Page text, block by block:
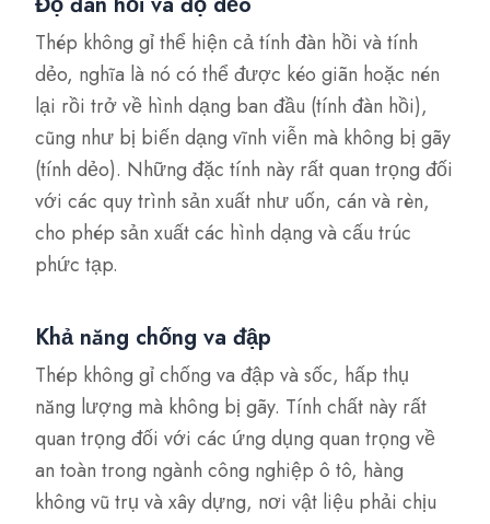
Thép không gỉ thể hiện cả tính đàn hồi và tính
dẻo, nghĩa là nó có thể được kéo giãn hoặc nén
lại rồi trở về hình dạng ban đầu (tính đàn hồi),
cũng như bị biến dạng vĩnh viễn mà không bị gãy
(tính dẻo). Những đặc tính này rất quan trọng đối
với các quy trình sản xuất như uốn, cán và rèn,
cho phép sản xuất các hình dạng và cấu trúc
phức tạp.
Khả năng chống va đập
Thép không gỉ chống va đập và sốc, hấp thụ
năng lượng mà không bị gãy. Tính chất này rất
quan trọng đối với các ứng dụng quan trọng về
an toàn trong ngành công nghiệp ô tô, hàng
không vũ trụ và xây dựng, nơi vật liệu phải chịu